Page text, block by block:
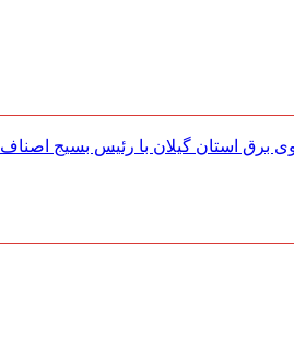
استان گیلان با رئیس بسیج